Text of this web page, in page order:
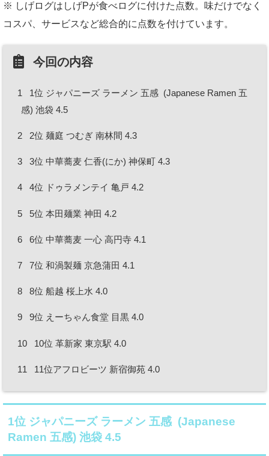
※ しげログはしげPが食べログに付けた点数。味だけでなく
コスパ、サービスなど総合的に点数を付けています。
今回の内容
1
1位 ジャパニーズ ラーメン 五感 (Japanese Ramen 五
感) 池袋 4.5
2 2位 麺庭 つむぎ 南林間 4.3
3 3位 中華蕎麦 仁香(にか) 神保町 4.3
4 4位 ドゥラメンテイ 亀戸 4.2
5 5位 本田麺業 神田 4.2
6 6位 中華蕎麦 一心 高円寺 4.1
7 7位 和渦製麺 京急蒲田 4.1
8 8位 船越 桜上水 4.0
9 9位 えーちゃん食堂 目黒 4.0
10 10位 革新家 東京駅 4.0
11 11位アフロビーツ 新宿御苑 4.0
1位 ジャパニーズ ラーメン 五感 (Japanese
Ramen 五感) 池袋 4.5